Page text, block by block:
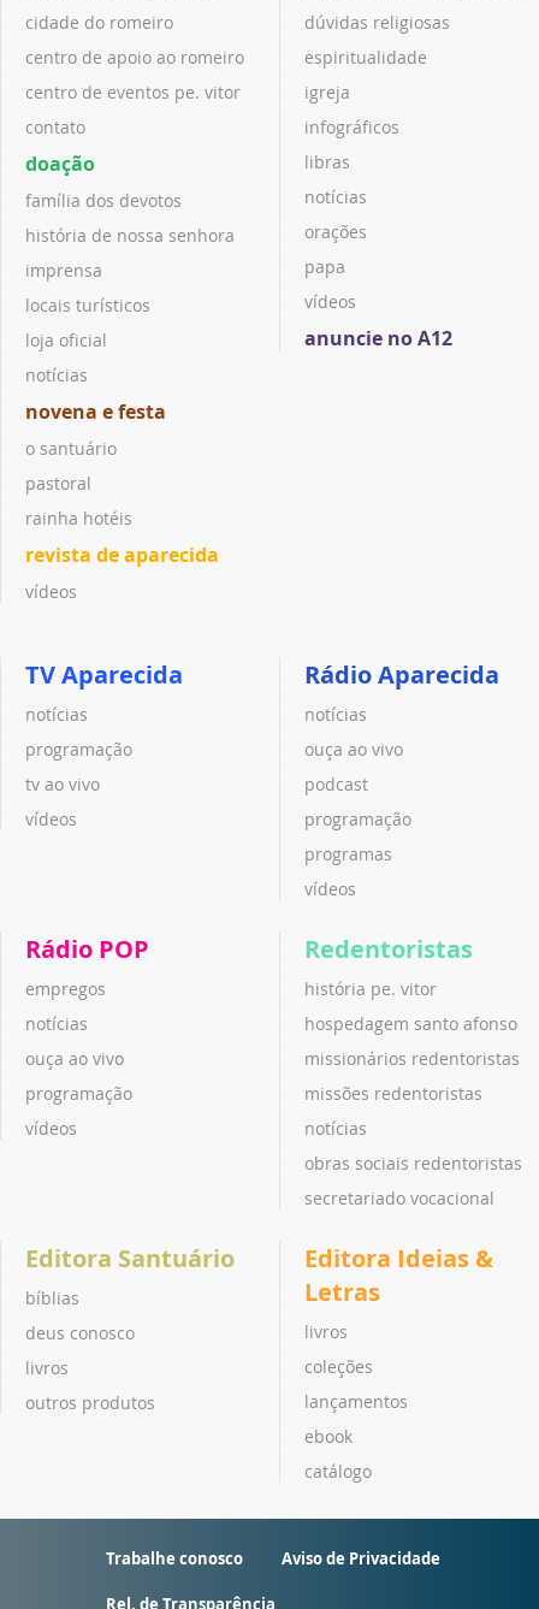
cidade do romeiro
centro de apoio ao romeiro
centro de eventos pe. vitor
contato
doação
família dos devotos
história de nossa senhora
imprensa
locais turísticos
loja oficial
notícias
novena e festa
o santuário
pastoral
rainha hotéis
revista de aparecida
vídeos
dúvidas religiosas
espiritualidade
igreja
infográficos
libras
notícias
orações
papa
vídeos
anuncie no A12
TV Aparecida
notícias
programação
tv ao vivo
vídeos
Rádio Aparecida
notícias
ouça ao vivo
podcast
programação
programas
vídeos
Rádio POP
empregos
notícias
ouça ao vivo
programação
vídeos
Redentoristas
história pe. vitor
hospedagem santo afonso
missionários redentoristas
missões redentoristas
notícias
obras sociais redentoristas
secretariado vocacional
Editora Santuário
bíblias
deus conosco
livros
outros produtos
Editora Ideias &
Letras
livros
coleções
lançamentos
ebook
catálogo
Trabalhe conosco Aviso de Privacidade
Rel. de Transparência